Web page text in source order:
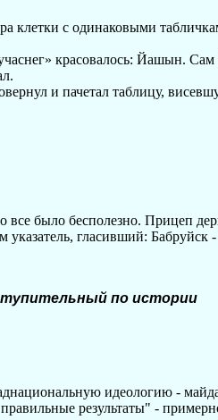
клетки с одинаковыми
красовалось: Йашын.
и пачетал таблицу,
было бесполезно. Прицеп
указатель, гласивший: Бабруйск
по истории
идеологию -
результаты" -